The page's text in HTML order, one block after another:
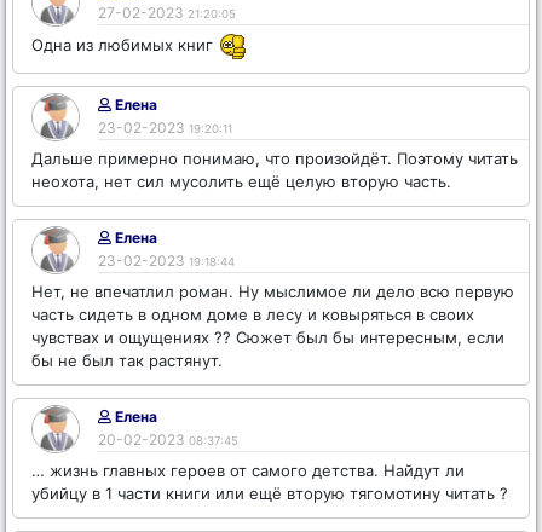
27-02-2023 21:20:05
Одна из любимых книг
Елена
23-02-2023 19:20:11
Дальше примерно понимаю, что произойдёт. Поэтому читать
неохота, нет сил мусолить ещё целую вторую часть.
Елена
23-02-2023 19:18:44
Нет, не впечатлил роман. Ну мыслимое ли дело всю первую
часть сидеть в одном доме в лесу и ковыряться в своих
чувствах и ощущениях ?? Сюжет был бы интересным, если
бы не был так растянут.
Елена
20-02-2023 08:37:45
… жизнь главных героев от самого детства. Найдут ли
убийцу в 1 части книги или ещё вторую тягомотину читать ?